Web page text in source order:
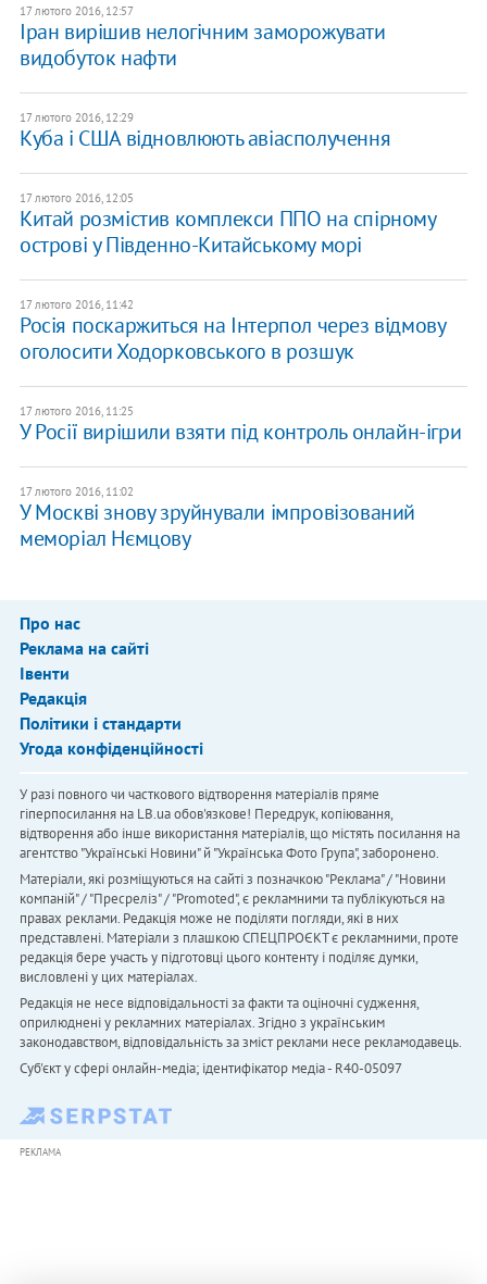
17 лютого 2016, 12:57
Іран вирішив нелогічним заморожувати
видобуток нафти
17 лютого 2016, 12:29
Куба і США відновлюють авіасполучення
17 лютого 2016, 12:05
Китай розмістив комплекси ППО на спірному
острові у Південно-Китайському морі
17 лютого 2016, 11:42
Росія поскаржиться на Інтерпол через відмову
оголосити Ходорковського в розшук
17 лютого 2016, 11:25
У Росії вирішили взяти під контроль онлайн-ігри
17 лютого 2016, 11:02
У Москві знову зруйнували імпровізований
меморіал Нємцову
Про нас
Реклама на сайті
Івенти
Редакція
Політики і стандарти
Угода конфіденційності
У разі повного чи часткового відтворення матеріалів пряме
гіперпосилання на LB.ua обов'язкове! Передрук, копіювання,
відтворення або інше використання матеріалів, що містять посилання на
агентство "Українськi Новини" й "Українська Фото Група", заборонено.
Матеріали, які розміщуються на сайті з позначкою "Реклама" / "Новини
компаній" / "Пресреліз" / "Promoted", є рекламними та публікуються на
правах реклами. Редакція може не поділяти погляди, які в них
представлені. Матеріали з плашкою СПЕЦПРОЄКТ є рекламними, проте
редакція бере участь у підготовці цього контенту і поділяє думки,
висловлені у цих матеріалах.
Редакція не несе відповідальності за факти та оціночні судження,
оприлюднені у рекламних матеріалах. Згідно з українським
законодавством, відповідальність за зміст реклами несе рекламодавець.
Cуб'єкт у сфері онлайн-медіа; ідентифікатор медіа - R40-05097
РЕКЛАМА